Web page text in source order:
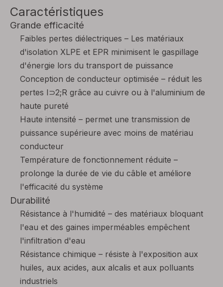
Caractéristiques
Grande efficacité
Faibles pertes diélectriques – Les matériaux
d'isolation XLPE et EPR minimisent le gaspillage
d'énergie lors du transport de puissance
Conception de conducteur optimisée – réduit les
pertes I⊃2;R grâce au cuivre ou à l'aluminium de
haute pureté
Haute intensité – permet une transmission de
puissance supérieure avec moins de matériau
conducteur
Température de fonctionnement réduite –
prolonge la durée de vie du câble et améliore
l'efficacité du système
Durabilité
Résistance à l'humidité – des matériaux bloquant
l'eau et des gaines imperméables empêchent
l'infiltration d'eau
Résistance chimique – résiste à l'exposition aux
huiles, aux acides, aux alcalis et aux polluants
industriels